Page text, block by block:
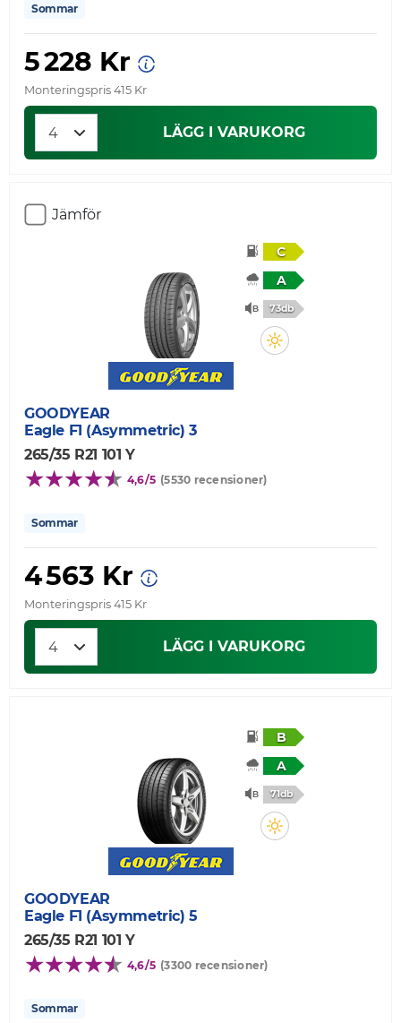
Sommar
5 228 Kr
Monteringspris 415 Kr
LÄGG I VARUKORG
Jämför
C
A
73db
GOODYEAR
Eagle F1 (Asymmetric) 3
265/35 R21 101 Y
4,6/5 (5530 recensioner)
Sommar
4 563 Kr
Monteringspris 415 Kr
LÄGG I VARUKORG
B
A
71db
GOODYEAR
Eagle F1 (Asymmetric) 5
265/35 R21 101 Y
4,6/5 (3300 recensioner)
Sommar